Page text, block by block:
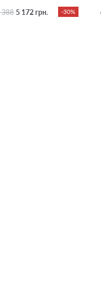
388 5 172 грн. -30% 6